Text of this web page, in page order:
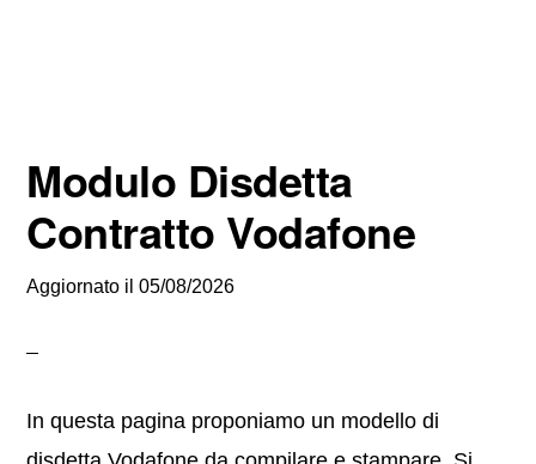
Modulo Disdetta
Contratto Vodafone
Aggiornato il05/08/2026
In questa pagina proponiamo un modello di